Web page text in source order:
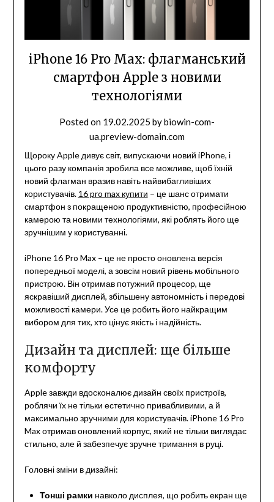
iPhone 16 Pro Max: флагманський
смартфон Apple з новими
технологіями
Posted on 19.02.2025 bybiowin-com-
ua.preview-domain.com
Щороку Apple дивує світ, випускаючи новий iPhone, і
цього разу компанія зробила все можливе, щоб їхній
новий флагман вразив навіть найвибагливіших
користувачів. 16 pro max купити – це шанс отримати
смартфон з покращеною продуктивністю, професійною
камерою та новими технологіями, які роблять його ще
зручнішим у користуванні.
iPhone 16 Pro Max – це не просто оновлена версія
попередньої моделі, а зовсім новий рівень мобільного
пристрою. Він отримав потужний процесор, ще
яскравіший дисплей, збільшену автономність і передові
можливості камери. Усе це робить його найкращим
вибором для тих, хто цінує якість і надійність.
Дизайн та дисплей: ще більше
комфорту
Apple завжди вдосконалює дизайн своїх пристроїв,
роблячи їх не тільки естетично привабливими, а й
максимально зручними для користувачів. iPhone 16 Pro
Max отримав оновлений корпус, який не тільки виглядає
стильно, але й забезпечує зручне тримання в руці.
Головні зміни в дизайні:
Тонші рамки навколо дисплея, що робить екран ще